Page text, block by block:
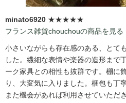
minato6920 ★★★★★
フランス雑貨chouchouの商品を見る
小さいながらも存在感のある、とて
した。繊細な表情や楽器の造形まで
ーク家具との相性も抜群です。棚に
り、大変気に入りました。梱包も丁
また機会があれば利用させていただき